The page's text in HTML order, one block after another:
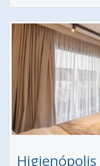
Higienópolis